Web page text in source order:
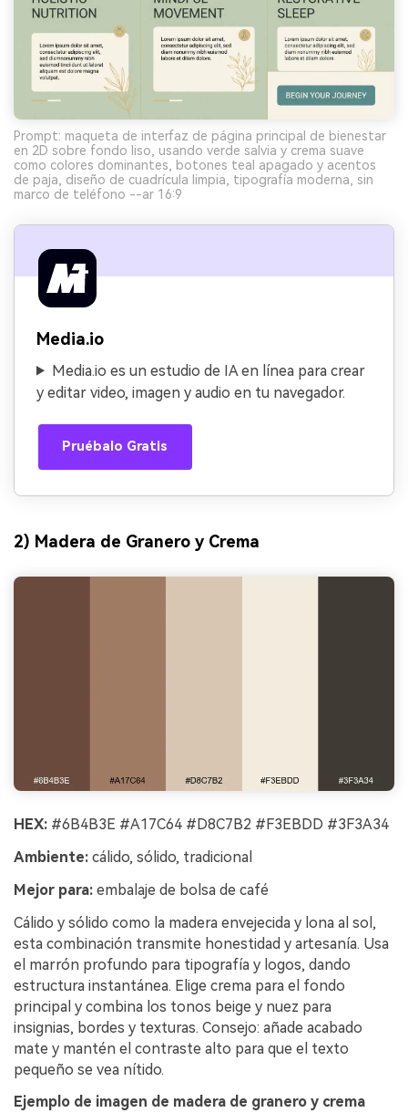
Prompt: maqueta de interfaz de página principal de bienestar
en 2D sobre fondo liso, usando verde salvia y crema suave
como colores dominantes, botones teal apagado y acentos
de paja, diseño de cuadrícula limpia, tipografía moderna, sin
marco de teléfono --ar 16:9
Media.io
Media.io es un estudio de IA en línea para crear
y editar video, imagen y audio en tu navegador.
Pruébalo Gratis
2) Madera de Granero y Crema
HEX: #6B4B3E #A17C64 #D8C7B2 #F3EBDD #3F3A34
Ambiente: cálido, sólido, tradicional
Mejor para: embalaje de bolsa de café
Cálido y sólido como la madera envejecida y lona al sol,
esta combinación transmite honestidad y artesanía. Usa
el marrón profundo para tipografía y logos, dando
estructura instantánea. Elige crema para el fondo
principal y combina los tonos beige y nuez para
insignias, bordes y texturas. Consejo: añade acabado
mate y mantén el contraste alto para que el texto
pequeño se vea nítido.
Ejemplo de imagen de madera de granero y crema